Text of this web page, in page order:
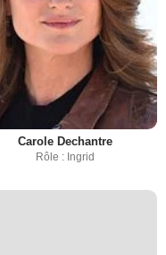
Carole Dechantre
Rôle : Ingrid